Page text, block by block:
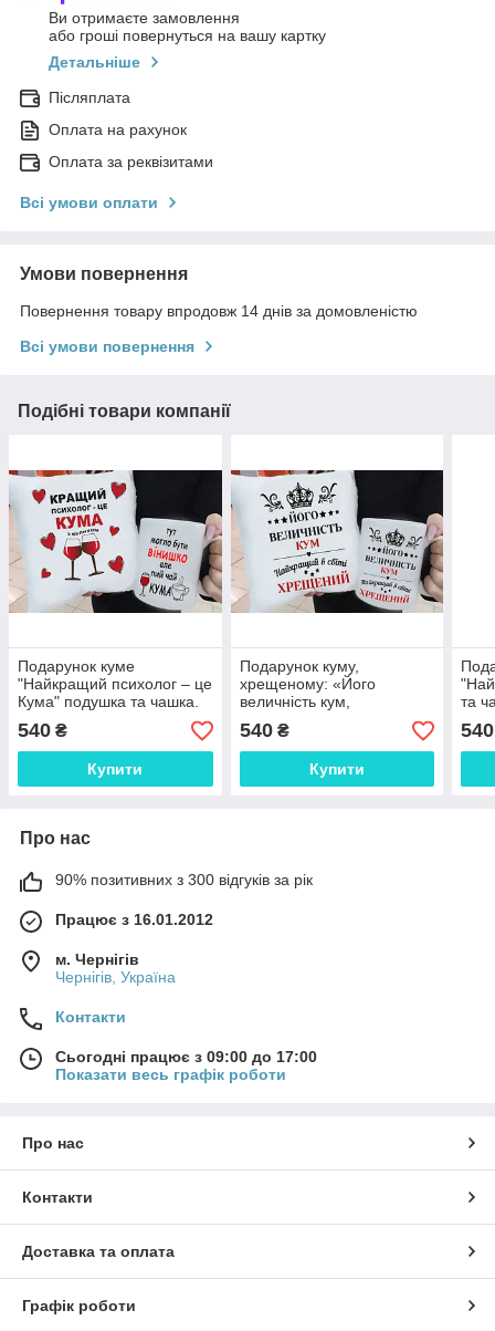
Ви отримаєте замовлення
або гроші повернуться на вашу картку
Детальніше
Післяплата
Оплата на рахунок
Оплата за реквізитами
Всі умови оплати
Умови повернення
Повернення товару впродовж 14 днів за домовленістю
Всі умови повернення
Подібні товари компанії
Подарунок куме
"Найкращий психолог – це
Кума" подушка та чашка.
Подарунковий набір куме
540 ₴
Купити
Подарунок куму,
хрещеному: «Його
величність кум,
найкращий у світі
хрещений» — подушка та
чашка. Подарунковий
набір для хрещеного
540₴
Купити
та
540
Про нас
90% позитивних з 300 відгуків за рік
Працює з 16.01.2012
м. Чернігів
Чернігів, Україна
Контакти
Сьогодні працює з 09:00 до 17:00
Показати весь графік роботи
Про нас
Контакти
Доставка та оплата
Графік роботи